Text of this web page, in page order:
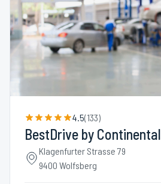
4.5(133)
BestDrive by Continental
Klagenfurter Strasse 79
9400 Wolfsberg